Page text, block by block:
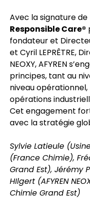
Avec la signature
Responsible Care®
fondateur et
et Cyril LEPRÊTRE,
NEOXY, AFYREN
principes, tant au
niveau
opérations
Cet engagement
avec la stratégie
Sylvie Latieule
(France Chimie),
Grand Est), Jérémy
HIlgert (AFYREN
Chimie Grand Est)